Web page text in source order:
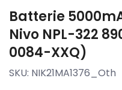
Batterie
Nivo NPL-322
0084-XXQ)
SKU: NIK21MA1376_Oth